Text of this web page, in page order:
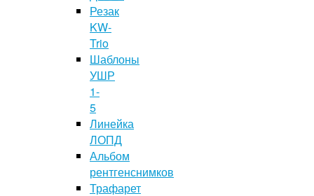
Резак
KW-
Trio
Шаблоны
УШР
1-
5
Линейка
ЛОПД
Альбом
рентгенснимков
Трафарет